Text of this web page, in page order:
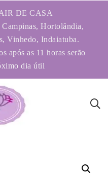
DE CASA
Campinas, Hortolândia,
Vinhedo, Indaiatuba.
após as 11 horas serão
dia útil